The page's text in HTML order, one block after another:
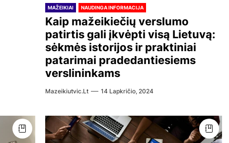
MAŽEIKIAI NAUDINGA INFORMACIJA
Kaip mažeikiečių verslumo
patirtis gali įkvėpti visą Lietuvą:
sėkmės istorijos ir praktiniai
patarimai pradedantiesiems
verslininkams
Mazeikiutvic.lt 14 Lapkričio, 2024